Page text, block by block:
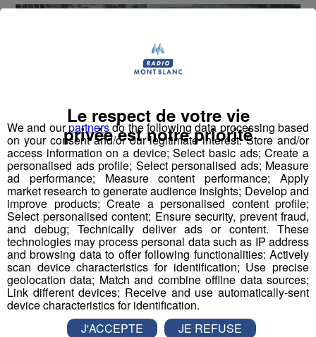
La neige est tombée, la chamoniarde fait un point sécu,
pour les vacances.
On écoute Jean-Christophe BECHE, le président :
mp3
We and ourpartnersdo the following data processing based
on your consent and/or our legitimate interest: Store and/or
access information on a device; Select basic ads; Create a
personalised ads profile; Select personalised ads; Measure
ad performance; Measure content performance; Apply
market research to generate audience insights; Develop and
improve products; Create a personalised content profile;
Select personalised content; Ensure security, prevent fraud,
and debug; Technically deliver ads or content. These
technologies may process personal data such as IP address
and browsing data to offer following functionalities: Actively
scan device characteristics for identification; Use precise
geolocation data; Match and combine offline data sources;
Link different devices; Receive and use automatically-sent
device characteristics for identification.
Le respect de votre vie
privée est notre priorité
J'ACCEPTE
JE REFUSE